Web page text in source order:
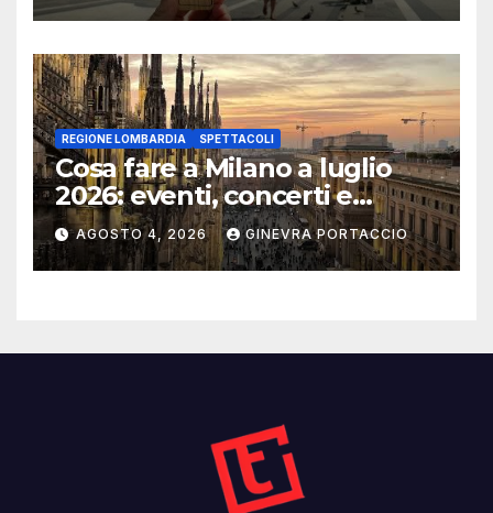
REGIONE LOMBARDIA SPETTACOLI
Cosa fare a Milano a luglio
2026: eventi, concerti e
mostre
AGOSTO 4, 2026 GINEVRA PORTACCIO